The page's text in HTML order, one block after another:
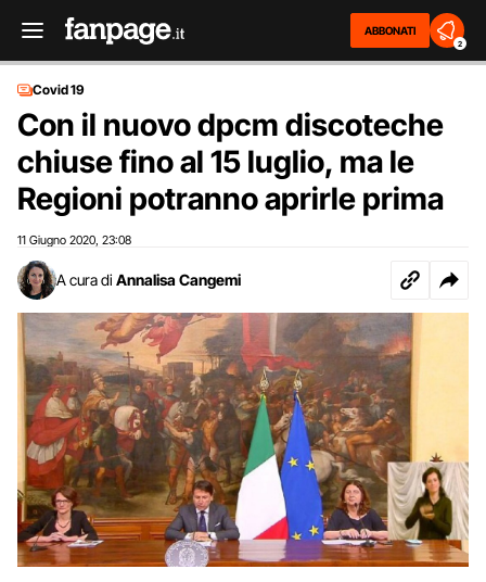
ABBONATI
2
Covid 19
Con il nuovo dpcm discoteche
chiuse fino al 15 luglio, ma le
Regioni potranno aprirle prima
11 Giugno 2020 23:08
A cura di Annalisa Cangemi